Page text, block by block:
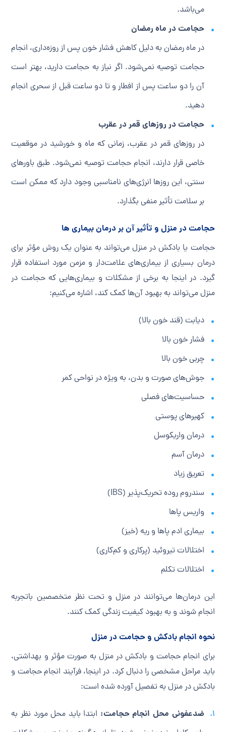
می‌باشد.
حجامت در ماه رمضان
در ماه رمضان به دلیل کاهش فشار خون پس از روزه‌داری، انجام
حجامت توصیه نمی‌شود. اگر نیاز به حجامت دارید، بهتر است
آن را دو ساعت پس از افطار و تا دو ساعت قبل از سحری انجام
دهید.
حجامت در روزهای قمر در عقرب
در روزهای قمر در عقرب، زمانی که ماه و خورشید در موقعیت
خاصی قرار دارند، انجام حجامت توصیه نمی‌شود. طبق باورهای
سنتی، این روزها انرژی‌های نامناسبی وجود دارد که ممکن است
بر سلامت تأثیر منفی بگذارد.
حجامت در منزل و تأثیر آن بر درمان بیماری‌ ها
حجامت یا بادکش در منزل می‌تواند به عنوان یک روش مؤثر برای
درمان بسیاری از بیماری‌های علامت‌دار و مزمن مورد استفاده قرار
گیرد. در اینجا به برخی از مشکلات و بیماری‌هایی که حجامت در
منزل می‌تواند به بهبود آن‌ها کمک کند، اشاره می‌کنیم:
دیابت (قند خون بالا)
فشار خون بالا
چربی خون بالا
جوش‌های صورت و بدن، به ویژه در نواحی کمر
حساسیت‌های فصلی
کهیرهای پوستی
درمان واریکوسل
درمان آسم
تعریق زیاد
سندروم روده تحریک‌پذیر (IBS)
واریس پاها
بیماری ادم پاها و ریه (خیز)
اختلالات تیروئید (پرکاری و کم‌کاری)
اختلالات تکلم
این درمان‌ها می‌توانند در منزل و تحت نظر متخصصین باتجربه
انجام شوند و به بهبود کیفیت زندگی کمک کنند.
نحوه انجام بادکش و حجامت در منزل
برای انجام حجامت و بادکش در منزل به صورت مؤثر و بهداشتی،
باید مراحل مشخصی را دنبال کرد. در اینجا، فرآیند انجام حجامت و
بادکش در منزل به تفصیل آورده شده است:
ضدعفونی محل انجام حجامت: ابتدا باید محل مورد نظر به